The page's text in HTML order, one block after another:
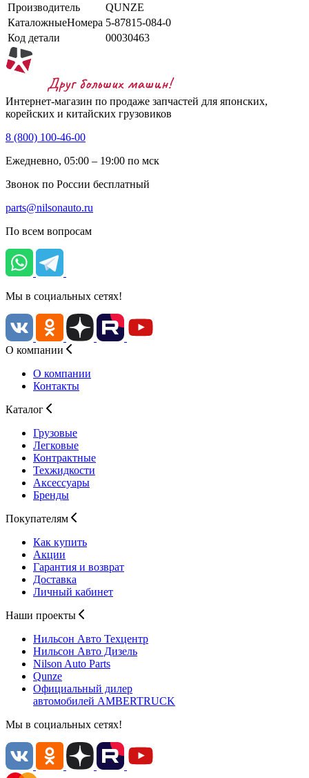
Производитель
QUNZE
КаталожныеНомера 5-87815-084-0
Код детали
00030463
Интернет-магазин по продаже запчастей для японских,
корейских и китайских грузовиков
8 (800) 100-46-00
Ежедневно, 05:00 – 19:00 по мск
Звонок по России бесплатный
parts@nilsonauto.ru
По всем вопросам
Мы в социальных сетях!
О компании
О компании
Контакты
Каталог
Грузовые
Легковые
Контрактные
Техжидкости
Аксессуары
Бренды
Покупателям
Как купить
Акции
Гарантия и возврат
Доставка
Личный кабинет
Наши проекты
Нильсон Авто Техцентр
Нильсон Авто Дизель
Nilson Auto Parts
Qunze
Официальный дилер
автомобилей AMBERTRUCK
Мы в социальных сетях!